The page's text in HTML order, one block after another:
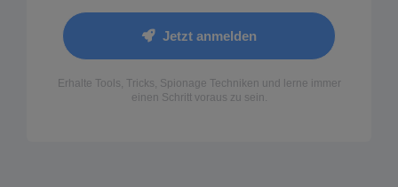
Jetzt anmelden
Erhalte Tools, Tricks, Spionage Techniken und lerne immer
einen Schritt voraus zu sein.